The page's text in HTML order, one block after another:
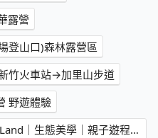
露營
登山口)森林露營區
竹火車站→加里山步道
野遊體驗
新竹火車站→自然圈農場 LoFi Land｜生態美學｜親子遊程｜景觀咖啡｜戶外婚禮｜團體包場